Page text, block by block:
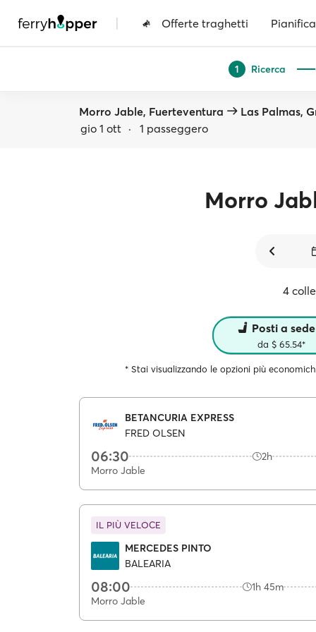
| Offerte traghetti Pianifica
1 Ricerca
Morro Jable, Fuerteventura
Las Palmas,
gio 1 ott · 1 passeggero
Morro
4
Posti a
da $ 65.54*
* Stai visualizzando le opzioni più
BETANCURIA EXPRESS
FRED OLSEN
06:30
2h
Morro Jable
IL PIÙ VELOCE
MERCEDES PINTO
BALEARIA
08:00
1h 45m
Morro Jable